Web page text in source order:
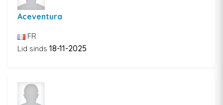
Aceventura
FR
Lid sinds 18-11-2025